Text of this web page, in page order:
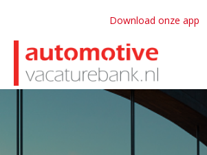
Download onze app